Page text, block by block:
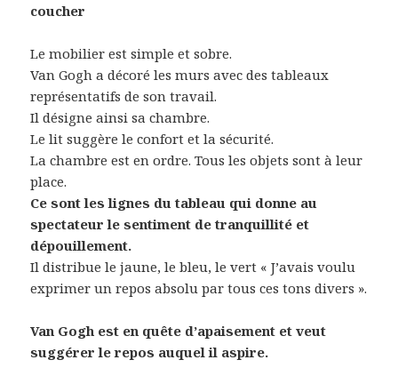
coucher
Le mobilier est simple et sobre.
Van Gogh a décoré les murs avec des tableaux
représentatifs de son travail.
Il désigne ainsi sa chambre.
Le lit suggère le confort et la sécurité.
La chambre est en ordre. Tous les objets sont à leur
place.
Ce sont les lignes du tableau qui donne au
spectateur le sentiment de tranquillité et
dépouillement.
Il distribue le jaune, le bleu, le vert « J’avais voulu
exprimer un repos absolu par tous ces tons divers ».
Van Gogh est en quête d’apaisement et veut
suggérer le repos auquel il aspire.